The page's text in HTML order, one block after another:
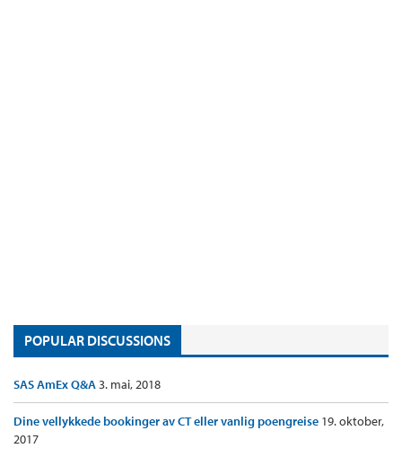
POPULAR DISCUSSIONS
SAS AmEx Q&A3. mai, 2018
Dine vellykkede bookinger av CT eller vanlig poengreise 19. oktober,
2017